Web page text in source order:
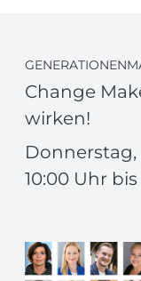
Change
wirken!
Donnerstag,
10:00 Uhr